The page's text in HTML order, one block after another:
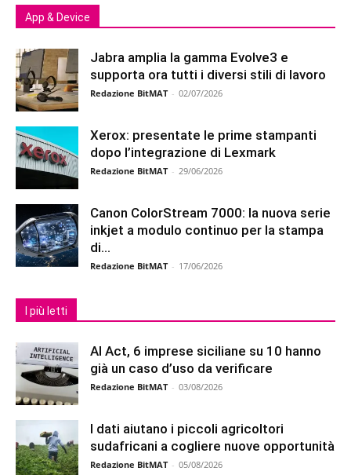
App & Device
Jabra amplia la gamma Evolve3 e
supporta ora tutti i diversi stili di lavoro
Redazione BitMAT - 02/07/2026
Xerox: presentate le prime stampanti
dopo l’integrazione di Lexmark
Redazione BitMAT - 29/06/2026
Canon ColorStream 7000: la nuova serie
inkjet a modulo continuo per la stampa
di...
Redazione BitMAT - 17/06/2026
I più letti
AI Act, 6 imprese siciliane su 10 hanno
già un caso d’uso da verificare
Redazione BitMAT - 03/08/2026
I dati aiutano i piccoli agricoltori
sudafricani a cogliere nuove opportunità
Redazione BitMAT - 05/08/2026